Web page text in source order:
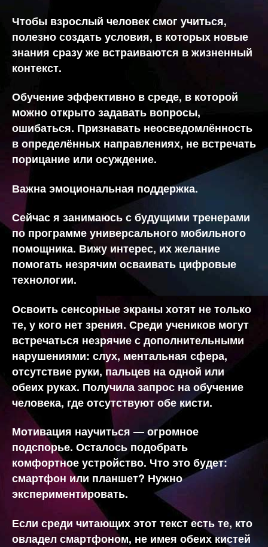
Чтобы взрослый человек смог учиться,
полезно создать условия, в которых новые
знания сразу же встраиваются в жизненный
контекст.
Обучение эффективно в среде, в которой
можно открыто задавать вопросы,
ошибаться. Признавать неосведомлённость
в определённых направлениях, не встречать
порицание или осуждение.
Важна эмоциональная поддержка.
Сейчас я занимаюсь с будущими тренерами
по программе универсального мобильного
помощника. Вижу интерес, их желание
помогать незрячим осваивать цифровые
технологии.
Освоить сенсорные экраны хотят не только
те, у кого нет зрения. Среди учеников могут
встречаться незрячие с дополнительными
нарушениями: слух, ментальная сфера,
отсутствие руки, пальцев на одной или
обеих руках. Получила запрос на обучение
человека, где отсутствуют обе кисти.
Мотивация научиться — огромное
подспорье. Осталось подобрать
комфортное устройство. Что это будет:
смартфон или планшет? Нужно
экспериментировать.
Если среди читающих этот текст есть те, кто
овладел смартфоном, не имея обеих кистей